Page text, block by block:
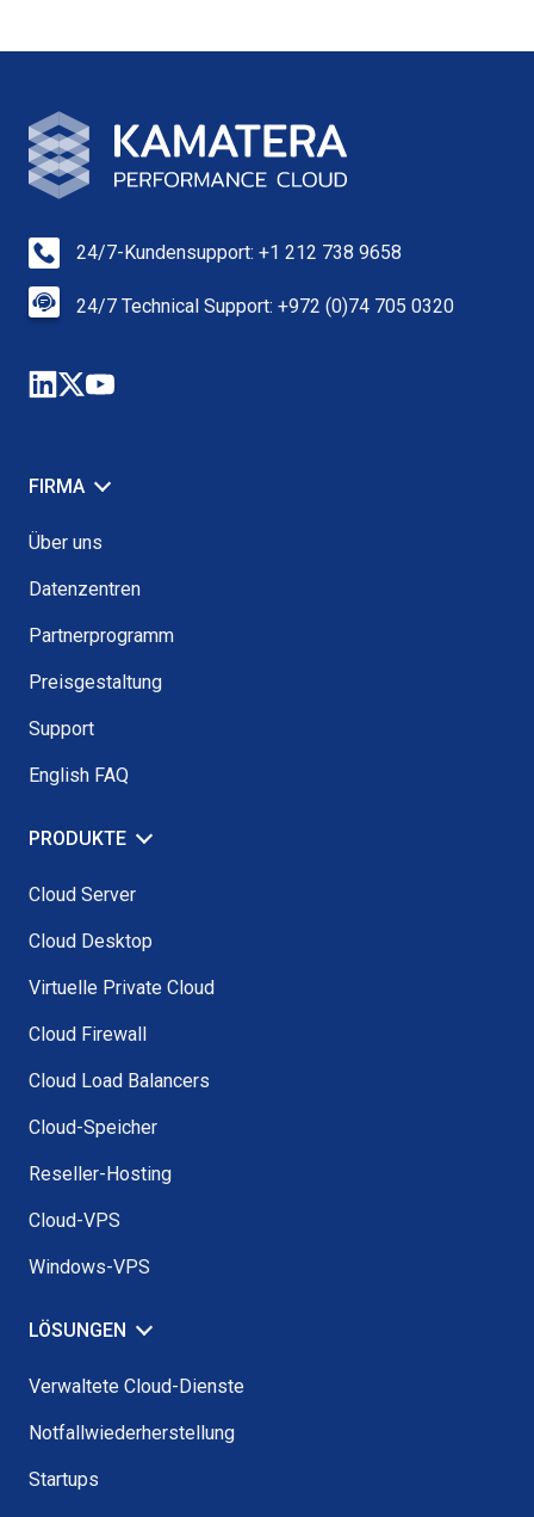
24/7-Kundensupport: +1 212 738 9658
24/7 Technical Support: +972 (0)74 705 0320
FIRMA
Über uns
Datenzentren
Partnerprogramm
Preisgestaltung
Support
English FAQ
PRODUKTE
Cloud Server
Cloud Desktop
Virtuelle Private Cloud
Cloud Firewall
Cloud Load Balancers
Cloud-Speicher
Reseller-Hosting
Cloud-VPS
Windows-VPS
LÖSUNGEN
Verwaltete Cloud-Dienste
Notfallwiederherstellung
Startups